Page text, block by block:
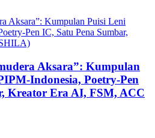
Aksara”: Kumpulan
Indonesia, Poetry-Pen
Kreator Era AI, FSM, ACC